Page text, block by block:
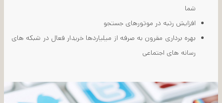
شما
افزایش رتبه در موتورهای جستجو
بهره برداری مقرون به صرفه از میلیاردها خریدار فعال در شبکه های
رسانه های اجتماعی